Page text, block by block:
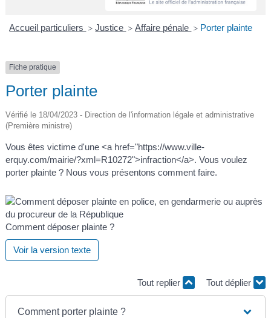
R
Accueil particuliers > Justice > Affaire pénale > Porter plainte
Fiche pratique
Porter plainte
Vérifié le 18/04/2023 - Direction de l'information légale et administrative
(Première ministre)
Vous êtes victime d'une <a href="https://www.ville-
erquy.com/mairie/?xml=R10272">infraction</a>. Vous voulez
porter plainte ? Nous vous présentons comment faire.
Comment déposer plainte ?
Voir la version texte
Tout replier Tout déplier
Comment porter plainte ?